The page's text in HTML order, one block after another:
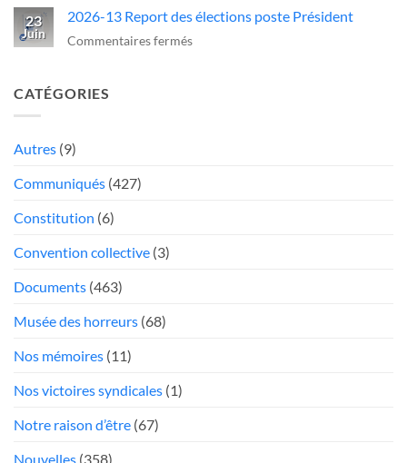
manœuvre
dangereuse
chauffeurs
de
mettre
un
23
Juin
2026-13 Report des élections poste Président
Commentaires ferméssur
CATÉGORIES
Autres (9)
Communiqués (427)
Constitution (6)
Convention collective (3)
Documents (463)
Musée des horreurs (68)
Nos mémoires (11)
Nos victoires syndicales (1)
Notre raison d’être (67)
Nouvelles (358)